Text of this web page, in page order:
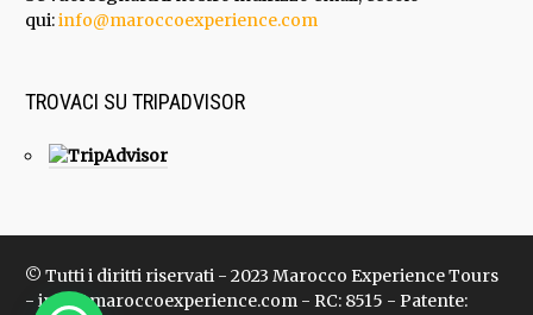
qui:info@maroccoexperience.com
TROVACI SU TRIPADVISOR
© Tutti i diritti riservati - 2023 Marocco Experience Tours
- info@maroccoexperience.com - RC: 8515 - Patente: